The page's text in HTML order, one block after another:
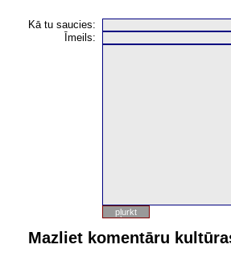
Kā tu saucies:
Īmeils:
Mazliet komentāru